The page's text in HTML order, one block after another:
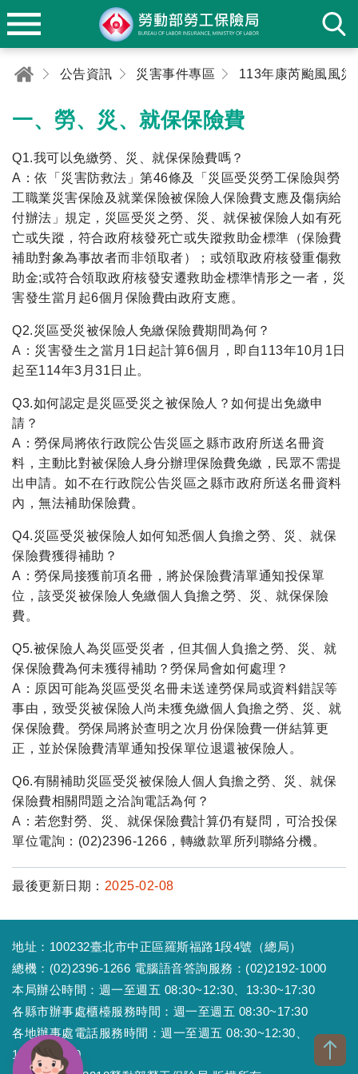
公告資訊 災害事件專區
一、勞、災、就保保險費
Q1.我可以免繳勞、災、就保保險費嗎？
A：依「災害防救法」第46條及「災區受災勞工保險與勞
工職業災害保險及就業保險被保險人保險費支應及傷病給
付辦法」規定，災區受災之勞、災、就保被保險人如有死
亡或失蹤，符合政府核發死亡或失蹤救助金標準（保險費
補助對象為事故者而非領取者）；或領取政府核發重傷救
助金;或符合領取政府核發安遷救助金標準情形之一者，災
害發生當月起6個月保險費由政府支應。
Q2.災區受災被保險人免繳保險費期間為何？
A：災害發生之當月1日起計算6個月，即自113年10月1日
起至114年3月31日止。
Q3.如何認定是災區受災之被保險人？如何提出免繳申
請？
A：勞保局將依行政院公告災區之縣市政府所送名冊資
料，主動比對被保險人身分辦理保險費免繳，民眾不需提
出申請。如不在行政院公告災區之縣市政府所送名冊資料
內，無法補助保險費。
Q4.災區受災被保險人如何知悉個人負擔之勞、災、就保
保險費獲得補助？
A：勞保局接獲前項名冊，將於保險費清單通知投保單
位，該受災被保險人免繳個人負擔之勞、災、就保保險
費。
Q5.被保險人為災區受災者，但其個人負擔之勞、災、就
保保險費為何未獲得補助？勞保局會如何處理？
A：原因可能為災區受災名冊未送達勞保局或資料錯誤等
事由，致受災被保險人尚未獲免繳個人負擔之勞、災、就
保保險費。勞保局將於查明之次月份保險費一併結算更
正，並於保險費清單通知投保單位退還被保險人。
Q6.有關補助災區受災被保險人個人負擔之勞、災、就保
保險費相關問題之洽詢電話為何？
A：若您對勞、災、就保保險費計算仍有疑問，可洽投保
單位電詢：(02)2396-1266，轉繳款單所列聯絡分機。
最後更新日期： 2025-02-08
地址：100232臺北市中正區羅斯福路1段4號（總局）
總機：(02)2396-1266 電腦語音答詢服務：(02)2192-1000
本局辦公時間：週一至週五 08:30~12:30、13:30~17:30
各縣市辦事處櫃檯服務時間：週一至週五 08:30~17:30
各地辦事處電話服務時間：週一至週五 08:30~12:30、
13:30~17:30